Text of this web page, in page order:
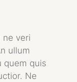
ne veri
ullum
quem quis
Ne